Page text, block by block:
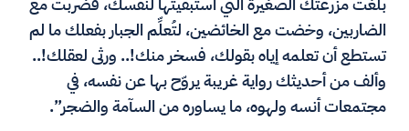
الضاربين، وخضت مع الخائضين، لتُعلِّم الجبار بفعلك ما لم
تستطع أن تعلمه إياه بقولك، فسخر منك!.. ورثى لعقلك!..
وألف من أحديثك رواية غريبة يروّح بها عن نفسه، في
مجتمعات أنسه ولهوه، ما يساوره من السآمة والضجر”.